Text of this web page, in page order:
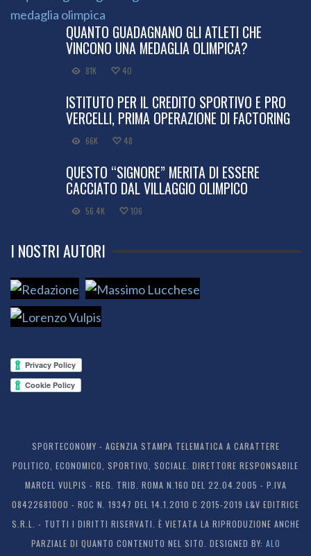
QUANTO GUADAGNANO GLI ATLETI CHE
VINCONO UNA MEDAGLIA OLIMPICA?
81K 40
ISTITUTO PER IL CREDITO SPORTIVO E PRO
VERCELLI, PRIMA OPERAZIONE DI FACTORING
66K 48
QUESTO “SIGNORE” MERITA DI ESSERE
CACCIATO DAL VILLAGGIO OLIMPICO
56.4K 106
I NOSTRI AUTORI
SPORTECONOMY - AGENZIA STAMPA TELEMATICA A CARATTERE
POLITICO, ECONOMICO, SPORTIVO, SOCIALE. DIRETTORE RESPONSABILE
MARCEL VULPIS - REG. TRIB. ROMA N.160 DEL 22.04.2005 - P.IVA
08422681000 - ROC N. 19347 DEL 14.1.2010 C 2015-2019 L&V EDITRICE
S.R.L. - TUTTI I DIRITTI RISERVATI. È VIETATA LA RIPRODUZIONE ANCHE
PARZIALE DI QUANTO CONTENUTO NEL SITO. DESIGNED BY: ALO